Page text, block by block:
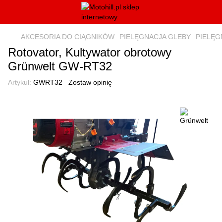
AKCESORIA DO CIĄGNIKÓW PIELĘGNACJA GLEBY
Rotovator, Kultywator obrotowy
Grünwelt GW-RT32
Artykuł: GWRT32 Zostaw opinię